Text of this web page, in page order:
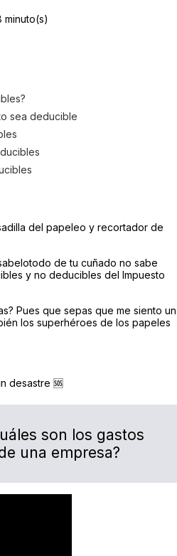
minuto(s)
sea deducible
del papeleo y recortador de
de tu cuñado no sabe
y no deducibles del Impuesto
Pues que sepas que me siento un
los superhéroes de los papeles
desastre 🆘
son los gastos
una empresa?